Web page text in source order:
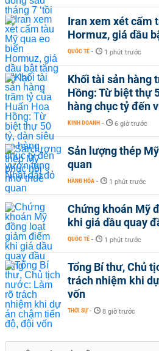
Iran xem xét cấm
Hormuz, giá dầu
QUỐC TẾ - 1 phút trước
Khối tài sản hàng
Hồng: Từ biệt thự
hàng chục tỷ đến
KINH DOANH - 6 giờ trước
Sản lượng thép
quan
HÀNG HÓA - 1 phút trước
Chứng khoán Mỹ
khi giá dầu quay
QUỐC TẾ - 1 phút trước
Tổng Bí thư, Chủ
trách nhiệm khi
vốn
THỜI SỰ - 8 giờ trước